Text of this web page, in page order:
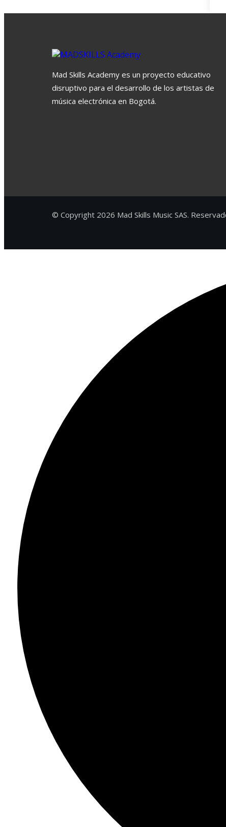
Mad Skills Academy es un proyecto educativo
disruptivo para el desarrollo de los artistas de
música electrónica en Bogotá.
© Copyright 2026 Mad Skills Music SAS.